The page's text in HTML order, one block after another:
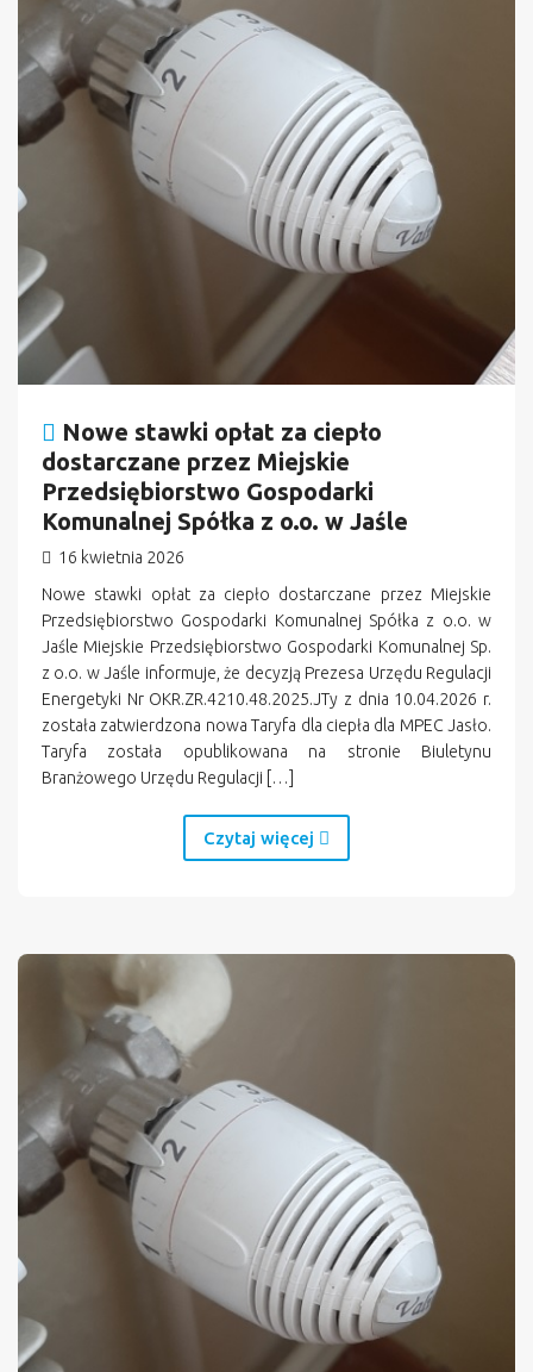
Nowe stawki opłat za ciepło
dostarczane przez Miejskie
Przedsiębiorstwo Gospodarki
Komunalnej Spółka z o.o. w Jaśle
16 kwietnia 2026
Nowe stawki opłat za ciepło dostarczane przez Miejskie
Przedsiębiorstwo Gospodarki Komunalnej Spółka z o.o. w
Jaśle Miejskie Przedsiębiorstwo Gospodarki Komunalnej Sp.
z o.o. w Jaśle informuje, że decyzją Prezesa Urzędu Regulacji
Energetyki Nr OKR.ZR.4210.48.2025.JTy z dnia 10.04.2026 r.
została zatwierdzona nowa Taryfa dla ciepła dla MPEC Jasło.
Taryfa została opublikowana na stronie Biuletynu
Branżowego Urzędu Regulacji […]
Czytaj więcej